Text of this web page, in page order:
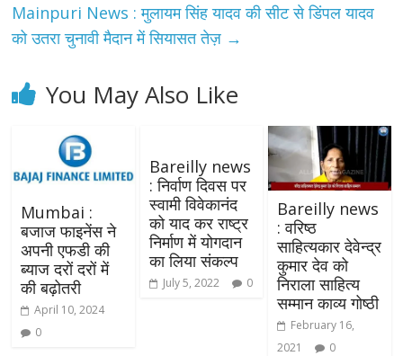
Mainpuri News : मुलायम सिंह यादव की सीट से डिंपल यादव
को उतरा चुनावी मैदान में सियासत तेज़ →
You May Also Like
Mumbai :
बजाज फाइनेंस ने
अपनी एफडी की
ब्याज दरों दरों में
की बढ़ोतरी
April 10, 2024
0
Bareilly news
: निर्वाण दिवस पर
स्वामी विवेकानंद
को याद कर राष्ट्र
निर्माण में योगदान
का लिया संकल्प
July 5, 2022 0
Bareilly news
: वरिष्ठ
साहित्यकार देवेन्द्र
कुमार देव को
निराला साहित्य
सम्मान काव्य गोष्ठी
February 16,
2021
0